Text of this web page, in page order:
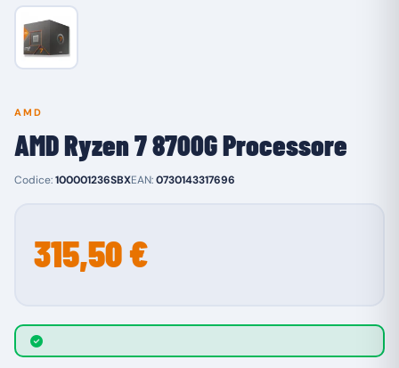
AMD
AMD Ryzen 7 8700G Processore
Codice:100001236SBXEAN:0730143317696
315,50 €